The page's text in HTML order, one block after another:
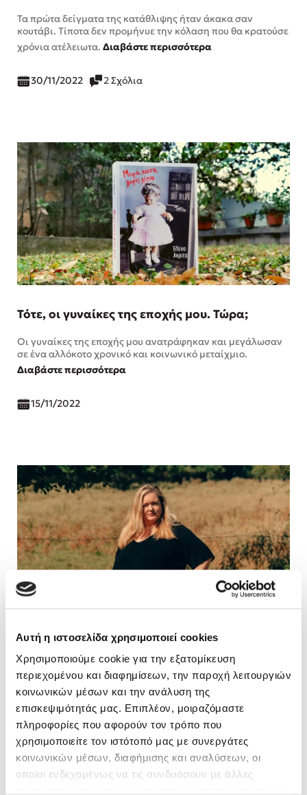
Αυτή η ιστοσελίδα χρησιμοποιεί cookies
Χρησιμοποιούμε cookie για την εξατομίκευση
περιεχομένου και διαφημίσεων, την παροχή λειτουργιών
κοινωνικών μέσων και την ανάλυση της
επισκεψιμότητάς μας. Επιπλέον, μοιραζόμαστε
πληροφορίες που αφορούν τον τρόπο που
χρησιμοποιείτε τον ιστότοπό μας με συνεργάτες
κοινωνικών μέσων, διαφήμισης και αναλύσεων, οι
οποίοι ενδεχομένως να τις συνδυάσουν με άλλες
Τα πρώτα δείγματα της κατάθλιψης ήταν άκακα σαν
κουτάβι. Τίποτα δεν προμήνυε την κόλαση που θα κρατούσε
χρόνια ατέλειωτα. Διαβάστε περισσότερα
30/11/2022 2 Σχόλια
Τότε, οι γυναίκες της εποχής μου. Τώρα;
Οι γυναίκες της εποχής μου ανατράφηκαν και μεγάλωσαν
σε ένα αλλόκοτο χρονικό και κοινωνικό μεταίχμιο.
Διαβάστε περισσότερα
15/11/2022
Πώς η Colleen Hoover έγινε best seller
συγγραφέας παγκοσμίως με τους δικούς της
κανόνες
Η Κολίν Χούβερ είναι αυτή τη στιγμή η συγγραφέας με τις
περισσότερες πωλήσεις στις ΗΠΑ αλλά και σε πολλές
χώρες παγκοσμίως, ενώ τα βιβλία της βρίσκοντ …
Διαβάστε περισσότερα
20/10/2022